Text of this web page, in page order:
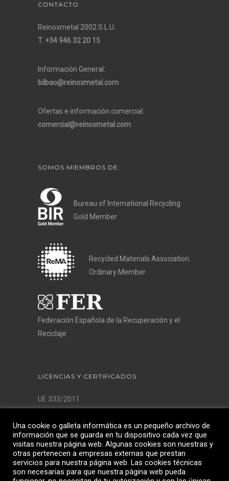
CONTACTO
Reinoxmetal 2002 S.L.U.
T. +34 946 32 20 15
Información General:
bilbao@reinoxmetal.com
Ofertas e información comercial:
comercial@reinoxmetal.com
SOMOS MIEMBROS DE:
Bureau of International Recycling.
Gold Member
Recycled Materials Association.
Ordinary Member
Federación Española de la Recuperación y el
Reciclaje
LICENCIAS Y CERTIFICADOS
UE 333/2011
ISO 9001:2015
ISO 14001:2015
ISO 45.001:2018
Una cookie o galleta informática es un pequeño archivo de
información que se guarda en tu dispositivo cada vez que
visitas nuestra página web. Algunas cookies son nuestras y
otras pertenecen a empresas externas que prestan
servicios para nuestra página web. Las cookies técnicas
son necesarias para que nuestra página web pueda